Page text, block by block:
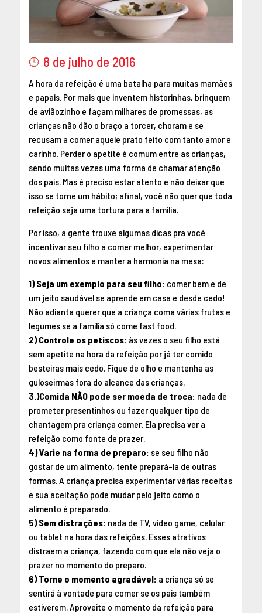
8 de julho de 2016
A hora da refeição é uma batalha para muitas mamães
e papais. Por mais que inventem historinhas, brinquem
de aviãozinho e façam milhares de promessas, as
crianças não dão o braço a torcer, choram e se
recusam a comer aquele prato feito com tanto amor e
carinho. Perder o apetite é comum entre as crianças,
sendo muitas vezes uma forma de chamar atenção
dos pais. Mas é preciso estar atento e não deixar que
isso se torne um hábito; afinal, você não quer que toda
refeição seja uma tortura para a família.
Por isso, a gente trouxe algumas dicas pra você
incentivar seu filho a comer melhor, experimentar
novos alimentos e manter a harmonia na mesa:
1) Seja um exemplo para seu filho: comer bem e de
um jeito saudável se aprende em casa e desde cedo!
Não adianta querer que a criança coma várias frutas e
legumes se a família só come fast food.
2) Controle os petiscos: às vezes o seu filho está
sem apetite na hora da refeição por já ter comido
besteiras mais cedo. Fique de olho e mantenha as
guloseirmas fora do alcance das crianças.
3.)Comida NÃO pode ser moeda de troca: nada de
prometer presentinhos ou fazer qualquer tipo de
chantagem pra criança comer. Ela precisa ver a
refeição como fonte de prazer.
4) Varie na forma de preparo: se seu filho não
gostar de um alimento, tente prepará-la de outras
formas. A criança precisa experimentar várias receitas
e sua aceitação pode mudar pelo jeito como o
alimento é preparado.
5) Sem distrações: nada de TV, vídeo game, celular
ou tablet na hora das refeições. Esses atrativos
distraem a criança, fazendo com que ela não veja o
prazer no momento do preparo.
6) Torne o momento agradável: a criança só se
sentirá à vontade para comer se os pais também
estiverem. Aproveite o momento da refeição para